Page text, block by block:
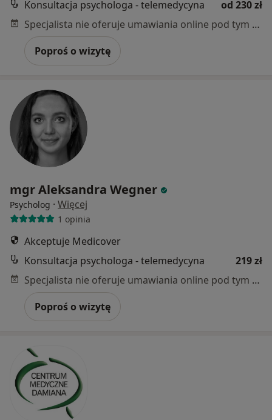
Konsultacja psychologa - telemedycyna
od 230 zł
Specjalista nie oferuje umawiania online pod tym adresem.
Poproś o wizytę
mgr Aleksandra Wegner
Psycholog · Więcej
1 opinia
Akceptuje Medicover
Konsultacja psychologa - telemedycyna
219 zł
Specjalista nie oferuje umawiania online pod tym adresem.
Poproś o wizytę